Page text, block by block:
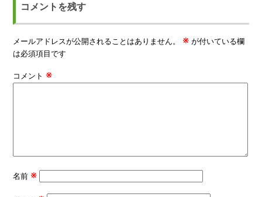
コメントを残す
メールアドレスが公開されることはありません。 ※ が付いている欄
は必須項目です
コメント ※
名前 ※